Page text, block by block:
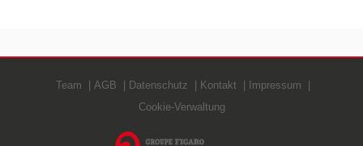
Team AGB Datenschutz Kontakt
Impressum
Cookie-Verwaltung